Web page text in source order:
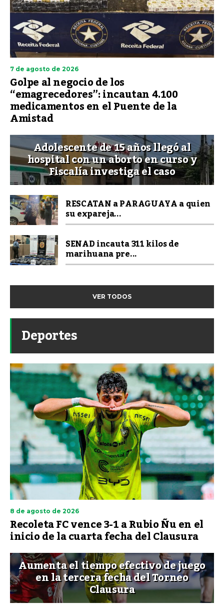
7 de agosto de 2026
Golpe al negocio de los
“emagrecedores”: incautan 4.100
medicamentos en el Puente de la
Amistad
Adolescente de 15 años llegó al
hospital con un aborto en curso y
Fiscalía investiga el caso
RESCATAN a PARAGUAYA a quien
su expareja...
SENAD incauta 311 kilos de
marihuana pre...
VER TODOS
Deportes
8 de agosto de 2026
Recoleta FC vence 3-1 a Rubio Ñu en el
inicio de la cuarta fecha del Clausura
Aumenta el tiempo efectivo de juego
en la tercera fecha del Torneo
Clausura